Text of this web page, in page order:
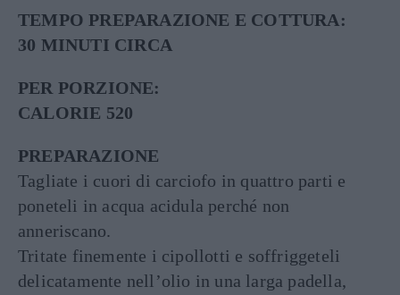
TEMPO PREPARAZIONE E COTTURA:
30 MINUTI CIRCA
PER PORZIONE:
CALORIE 520
PREPARAZIONE
Tagliate i cuori di carciofo in quattro parti e
poneteli in acqua acidula perché non
anneriscano.
Tritate finemente i cipollotti e soffriggeteli
delicatamente nell’olio in una larga padella,